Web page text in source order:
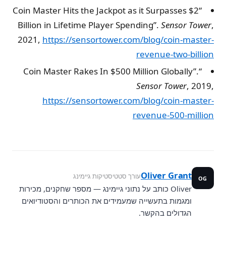
“Coin Master Hits the Jackpot as it Surpasses $2
Billion in Lifetime Player Spending”. Sensor Tower,
2021, https://sensortower.com/blog/coin-master-
revenue-two-billion
“Coin Master Rakes In $500 Million Globally”.
Sensor Tower, 2019,
https://sensortower.com/blog/coin-master-
revenue-500-million
OG
Oliver Grantעורך סטטיסטיקות גיימינג
Oliver כותב על נתוני גיימינג — מספר שחקנים, מכירות
ומגמות בתעשייה שמעמידים את הכותרים והסטודיואים
הגדולים בהקשר.